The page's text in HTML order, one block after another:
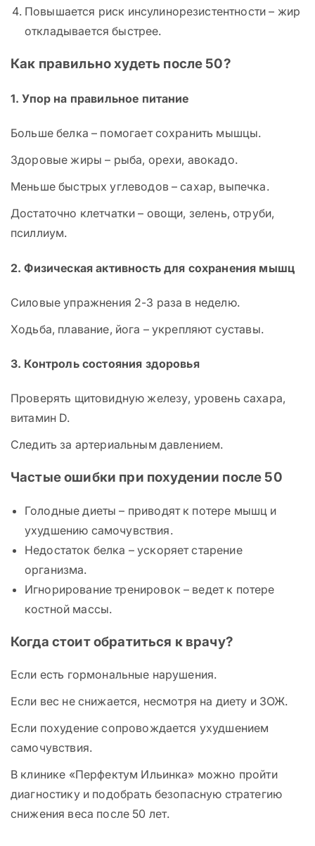
Повышается риск инсулинорезистентности – жир
откладывается быстрее.
Как правильно худеть после 50?
1. Упор на правильное питание
Больше белка – помогает сохранить мышцы.
Здоровые жиры – рыба, орехи, авокадо.
Меньше быстрых углеводов – сахар, выпечка.
Достаточно клетчатки – овощи, зелень, отруби,
псиллиум.
2. Физическая активность для сохранения мышц
Силовые упражнения 2-3 раза в неделю.
Ходьба, плавание, йога – укрепляют суставы.
3. Контроль состояния здоровья
Проверять щитовидную железу, уровень сахара,
витамин D.
Следить за артериальным давлением.
Частые ошибки при похудении после 50
Голодные диеты – приводят к потере мышц и
ухудшению самочувствия.
Недостаток белка – ускоряет старение
организма.
Игнорирование тренировок – ведет к потере
костной массы.
Когда стоит обратиться к врачу?
Если есть гормональные нарушения.
Если вес не снижается, несмотря на диету и ЗОЖ.
Если похудение сопровождается ухудшением
самочувствия.
В клинике «Перфектум Ильинка» можно пройти
диагностику и подобрать безопасную стратегию
снижения веса после 50 лет.